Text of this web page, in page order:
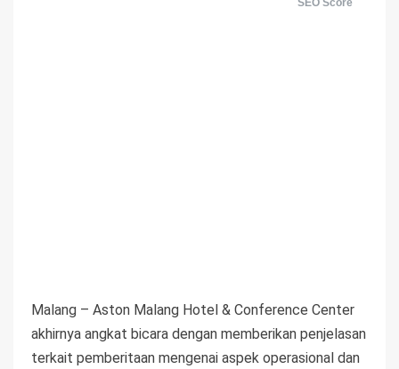
Malang – Aston Malang Hotel & Conference Center
akhirnya angkat bicara dengan memberikan penjelasan
terkait pemberitaan mengenai aspek operasional dan